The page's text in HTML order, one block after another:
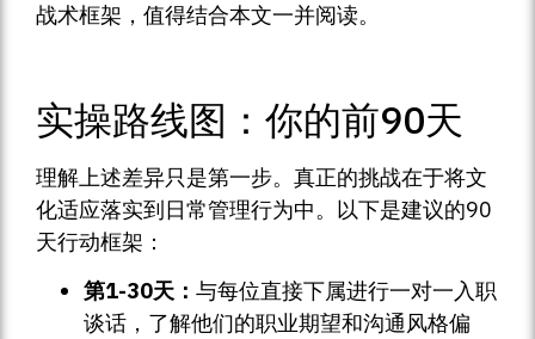
战术框架，值得结合本文一并阅读。
实操路线图：你的前90天
理解上述差异只是第一步。真正的挑战在于将文
化适应落实到日常管理行为中。以下是建议的90
天行动框架：
第1-30天： 与每位直接下属进行一对一入职
谈话，了解他们的职业期望和沟通风格偏